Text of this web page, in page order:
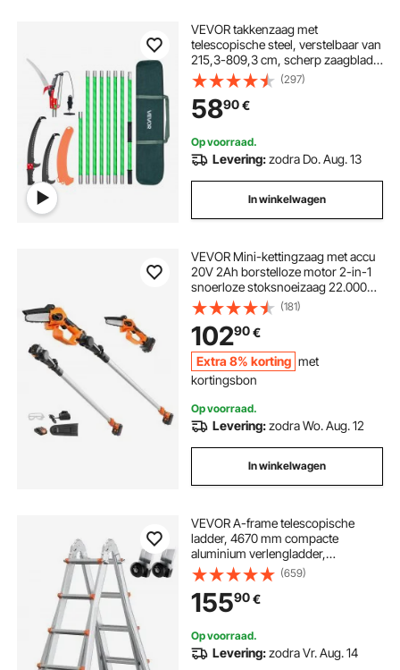
VEVOR takkenzaag met
telescopische steel, verstelbaar van
215,3-809,3 cm, scherp zaagblad
van 65Mn staal, lichtgewicht
glasvezelstok, telescopische
boomzaag voor het snoeien van
hoge takken, (incl. boomschaar)
(297)
5890€
Op voorraad.
Levering:zodra Do. Aug. 13
In winkelwagen
VEVOR Mini-kettingzaag met accu
20V 2Ah borstelloze motor 2-in-1
snoerloze stoksnoeizaag 22.000
tpm kettingzaag elektrisch,
telescopische heggenschaar
snoeizaag met telescopische
handgreep Verlenglengte tot 2,43
m
(181)
10290€
Extra 8% korting met
kortingsbon
Op voorraad.
Levering:zodra Wo. Aug. 12
In winkelwagen
VEVOR A-frame telescopische
ladder, 4670 mm compacte
aluminium verlengladder,
multifunctionele draagbare
opvouwbare camperladder,
telescopische ladder voor
huiswerk, trappen, binnen- en
buitendaken, draagvermogen 150
kg
(659)
15590€
Op voorraad.
Levering:zodra Vr. Aug. 14